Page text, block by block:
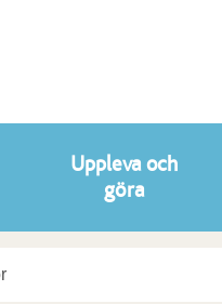
Uppleva och
göra